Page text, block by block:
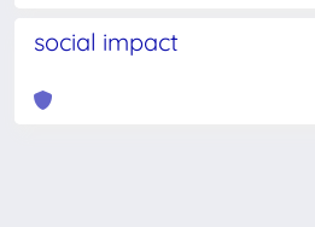
social impact